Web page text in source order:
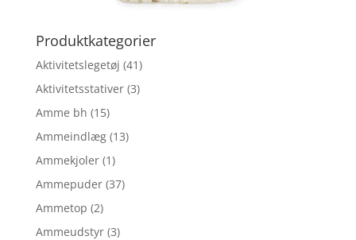
Produktkategorier
Aktivitetslegetøj (41)
Aktivitetsstativer (3)
Amme bh (15)
Ammeindlæg (13)
Ammekjoler (1)
Ammepuder (37)
Ammetop (2)
Ammeudstyr (3)